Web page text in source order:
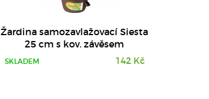
Žardina samozavlažovací Siesta
25 cm s kov. závěsem
SKLADEM 142 Kč